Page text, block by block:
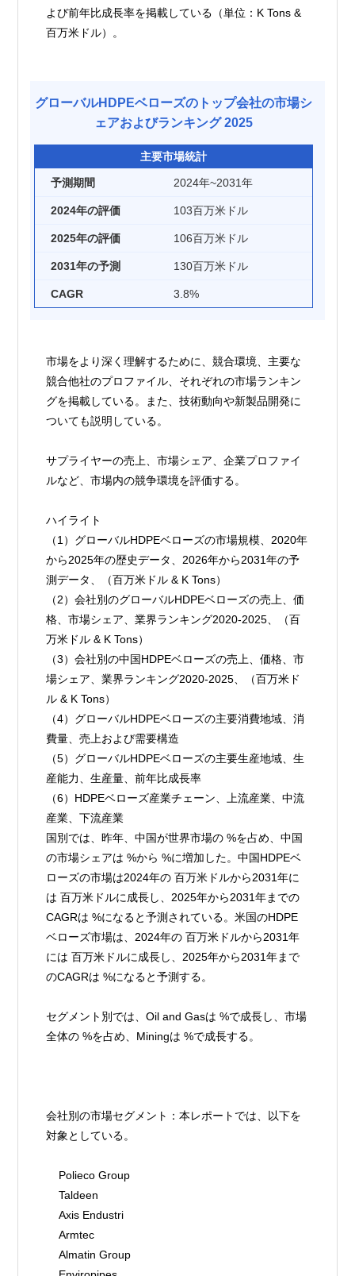
よび前年比成長率を掲載している（単位：K Tons &
百万米ドル）。
グローバルHDPEベローズのトップ会社の市場シ
ェアおよびランキング 2025
主要市場統計
予測期間 2024年~2031年
2024年の評価 103百万米ドル
2025年の評価 106百万米ドル
2031年の予測 130百万米ドル
CAGR 3.8%
市場をより深く理解するために、競合環境、主要な
競合他社のプロファイル、それぞれの市場ランキン
グを掲載している。また、技術動向や新製品開発に
ついても説明している。
サプライヤーの売上、市場シェア、企業プロファイ
ルなど、市場内の競争環境を評価する。
ハイライト
（1）グローバルHDPEベローズの市場規模、2020年
から2025年の歴史データ、2026年から2031年の予
測データ、（百万米ドル & K Tons）
（2）会社別のグローバルHDPEベローズの売上、価
格、市場シェア、業界ランキング2020-2025、（百
万米ドル & K Tons）
（3）会社別の中国HDPEベローズの売上、価格、市
場シェア、業界ランキング2020-2025、（百万米ド
ル & K Tons）
（4）グローバルHDPEベローズの主要消費地域、消
費量、売上および需要構造
（5）グローバルHDPEベローズの主要生産地域、生
産能力、生産量、前年比成長率
（6）HDPEベローズ産業チェーン、上流産業、中流
産業、下流産業
国別では、昨年、中国が世界市場の %を占め、中国
の市場シェアは %から %に増加した。中国HDPEベ
ローズの市場は2024年の 百万米ドルから2031年に
は 百万米ドルに成長し、2025年から2031年までの
CAGRは %になると予測されている。米国のHDPE
ベローズ市場は、2024年の 百万米ドルから2031年
には 百万米ドルに成長し、2025年から2031年まで
のCAGRは %になると予測する。
セグメント別では、Oil and Gasは %で成長し、市場
全体の %を占め、Miningは %で成長する。
会社別の市場セグメント：本レポートでは、以下を
対象としている。
    Polieco Group
    Taldeen
    Axis Endustri
    Armtec
    Almatin Group